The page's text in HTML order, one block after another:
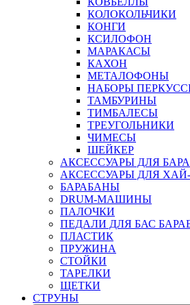
КОЛОКОЛЬЧИКИ
КОНГИ
КСИЛОФОН
МАРАКАСЫ
КАХОН
МЕТАЛОФОНЫ
НАБОРЫ
ТАМБУРИНЫ
ТИМБАЛЕСЫ
ТРЕУГОЛЬНИКИ
ЧИМЕСЫ
ШЕЙКЕР
АКСЕССУАРЫ ДЛЯ
АКСЕССУАРЫ ДЛЯ
БАРАБАНЫ
DRUM-МАШИНЫ
ПАЛОЧКИ
ПЕДАЛИ ДЛЯ БАС
ПЛАСТИК
ПРУЖИНА
СТОЙКИ
ТАРЕЛКИ
ЩЕТКИ
СТРУНЫ